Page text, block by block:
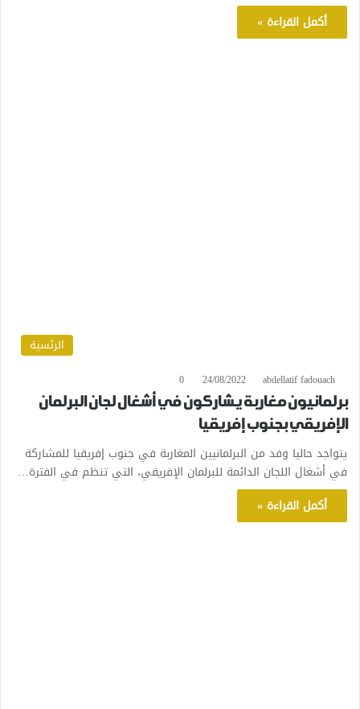
أكمل القراءة »
الرئسية
abdellatif fadouach
24/08/2022
0
برلمانيون مغاربة يشاركون في أشغال لجان البرلمان
الإفريقي بجنوب إفريقيا
يتواجد حاليا وفد من البرلمانيين المغاربة في جنوب إفريقيا للمشاركة
في أشغال اللجان الدائمة للبرلمان الإفريقي، التي تنظم في الفترة…
أكمل القراءة »